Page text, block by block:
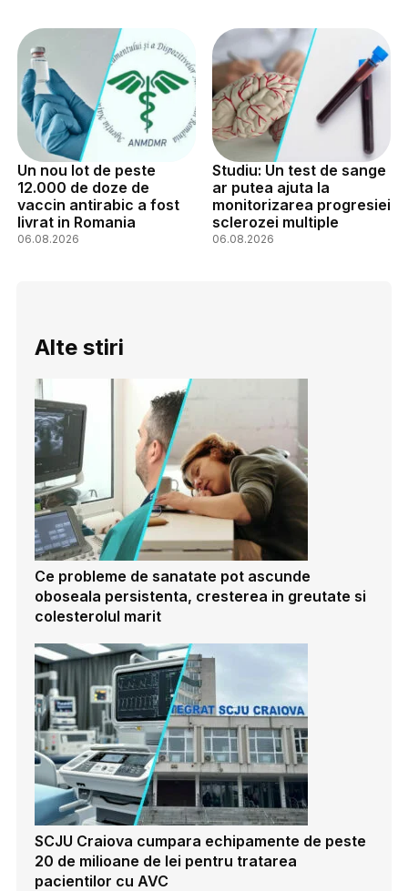
Un nou lot de peste
12.000 de doze de
vaccin antirabic a fost
livrat in Romania
06.08.2026
Studiu: Un test de sange
ar putea ajuta la
monitorizarea progresiei
sclerozei multiple
06.08.2026
Alte stiri
Ce probleme de sanatate pot ascunde
oboseala persistenta, cresterea in greutate si
colesterolul marit
SCJU Craiova cumpara echipamente de peste
20 de milioane de lei pentru tratarea
pacientilor cu AVC